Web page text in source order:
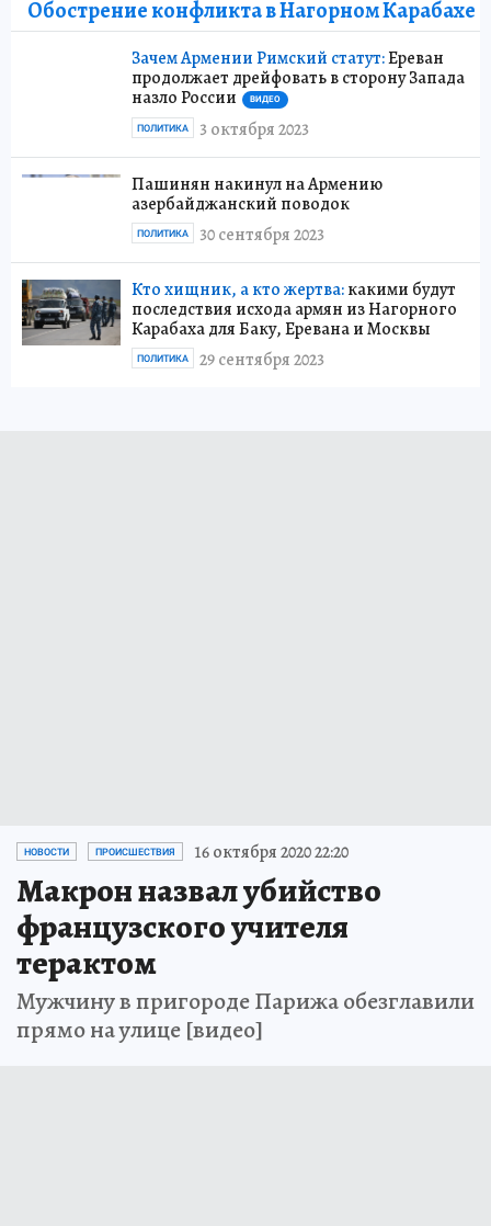
Обострение конфликта в Нагорном Карабахе
Зачем Армении Римский статут:Ереван
продолжает дрейфовать в сторону Запада
назло России
ВИДЕО
3 октября 2023
ПОЛИТИКА
Пашинян накинул на Армению
азербайджанский поводок
30 сентября 2023
ПОЛИТИКА
Кто хищник, а кто жертва:какими будут
последствия исхода армян из Нагорного
Карабаха для Баку, Еревана и Москвы
29 сентября 2023
ПОЛИТИКА
НОВОСТИ ПРОИСШЕСТВИЯ 16 октября 2020 22:20
Макрон назвал убийство
французского учителя
терактом
Мужчину в пригороде Парижа обезглавили
прямо на улице [видео]